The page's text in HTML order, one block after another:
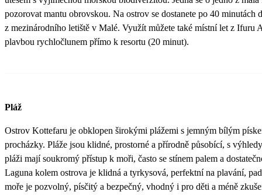
pozorovat mantu obrovskou. Na ostrov se dostanete po 40 minutách
z mezinárodního letiště v Malé. Využít můžete také místní let z Ifuru
plavbou rychločlunem přímo k resortu (20 minut).
Pláž
Ostrov Kottefaru je obklopen širokými plážemi s jemným bílým
procházky. Pláže jsou klidné, prostorné a přírodně působící, s
pláži mají soukromý přístup k moři, často se stínem palem a
Laguna kolem ostrova je klidná a tyrkysová, perfektní na plavání,
moře je pozvolný, písčitý a bezpečný, vhodný i pro děti a méně